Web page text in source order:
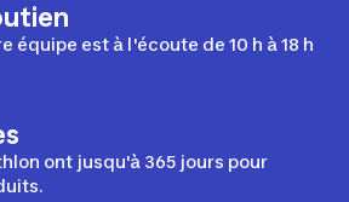
équipe est à l'écoute de 10 h à 18 h
ont jusqu'à 365 jours pour